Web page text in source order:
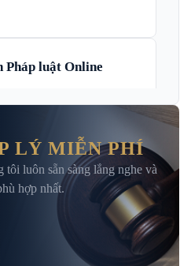
Pháp luật Online
Pháp Luật Hình Sự
pháp luật
LÝ MIỄN PHÍ
luôn sẵn sàng lắng nghe và
hợp nhất.